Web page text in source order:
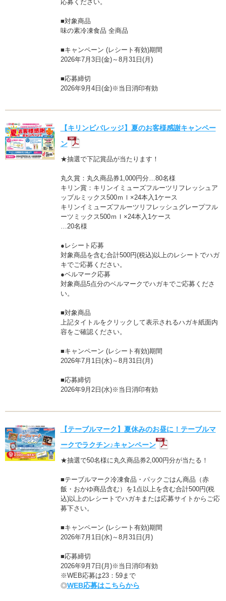
応募ください。
■対象商品
味の素冷凍食品 全商品
■キャンペーン (レシート有効)期間
2026年7月3日(金)～8月31日(月)
■応募締切
2026年9月4日(金)※当日消印有効
【キリンビバレッジ】夏のお客様感謝キャンペー
ン
★抽選で下記賞品が当たります！
丸久賞：丸久商品券1,000円分…80名様
キリン賞：キリンイミューズフルーツリフレッシュア
ップルミックス500ｍｌ×24本入1ケース
キリンイミューズフルーツリフレッシュグレープフル
ーツミックス500ｍｌ×24本入1ケース
…20名様
●レシート応募
対象商品を含む合計500円(税込)以上のレシートでハガ
キでご応募ください。
●ベルマーク応募
対象商品5点分のベルマークでハガキでご応募くださ
い。
■対象商品
上記タイトルをクリックして表示されるハガキ紙面内
容をご確認ください。
■キャンペーン (レシート有効)期間
2026年7月1日(水)～8月31日(月)
■応募締切
2026年9月2日(水)※当日消印有効
【テーブルマーク】夏休みのお昼に！テーブルマ
ークでラクチン♪キャンペーン
★抽選で50名様に丸久商品券2,000円分が当たる！
■テーブルマーク冷凍食品・パックごはん商品（赤
飯・おかゆ商品含む）を1点以上を含む合計500円(税
込)以上のレシートでハガキまたは応募サイトからご応
募下さい。
■キャンペーン (レシート有効)期間
2026年7月1日(水)～8月31日(月)
■応募締切
2026年9月7日(月)※当日消印有効
※WEB応募は23：59まで
◎WEB応募はこちらから